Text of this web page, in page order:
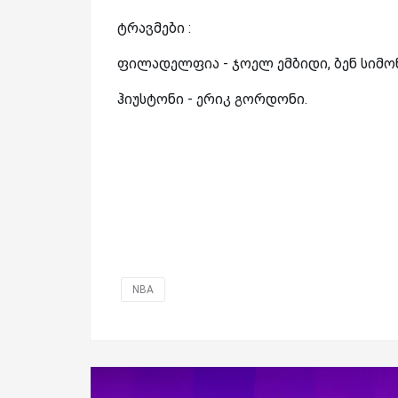
ტრავმები :
ფილადელფია - ჯოელ ემბიდი, ბენ
ჰიუსტონი - ერიკ გორდონი.
NBA